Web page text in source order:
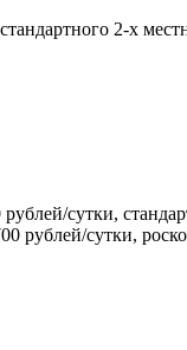
2-х
сутки,
рублей/сутки,